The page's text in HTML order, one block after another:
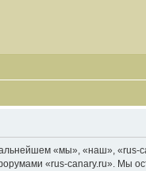
«мы», «наш», «rus-
«rus-canary.ru». Мы